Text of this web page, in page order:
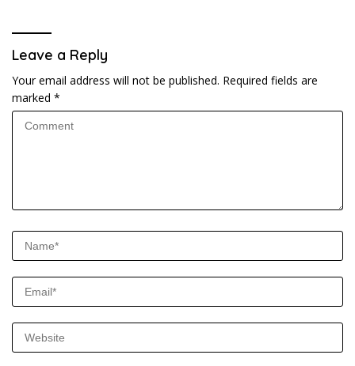
Leave a Reply
Your email address will not be published. Required fields are
marked *